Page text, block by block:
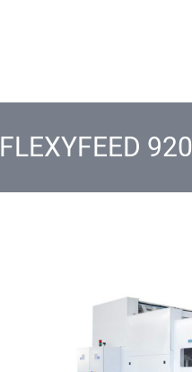
FLEXYFEED 920